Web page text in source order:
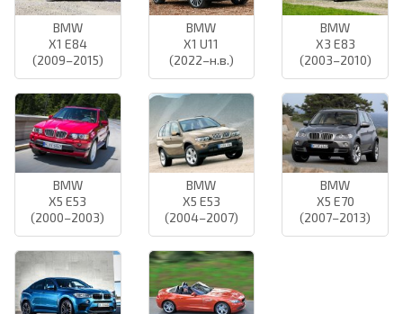
BMW
X1 E84
(2009–2015)
BMW
X1 U11
(2022–н.в.)
BMW
X3 E83
(2003–2010)
BMW
X5 E53
(2000–2003)
BMW
X5 E53
(2004–2007)
BMW
X5 E70
(2007–2013)